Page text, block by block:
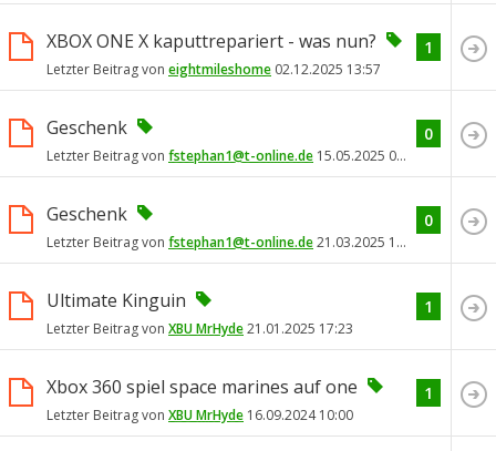
XBOX ONE X kaputtrepariert - was nun?
Letzter Beitrag von eightmileshome 02.12.2025 13:57
1
Geschenk
Letzter Beitrag von fstephan1@t-online.de 15.05.2025 00:57
0
Geschenk
Letzter Beitrag von fstephan1@t-online.de21.03.2025 16:57
0
Ultimate Kinguin
Letzter Beitrag von XBU MrHyde21.01.2025 17:23
1
Xbox 360 spiel space marines auf one
Letzter Beitrag von XBU MrHyde 16.09.202410:00
1